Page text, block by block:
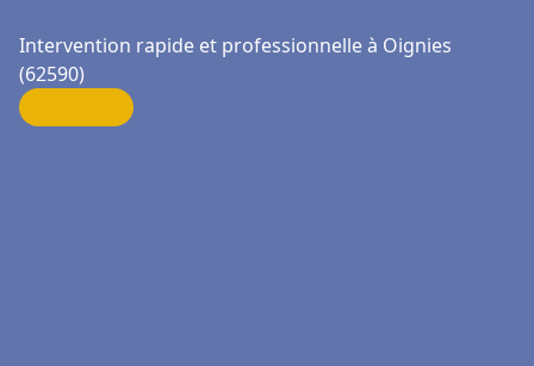
Intervention rapide et professionnelle à Oignies
(62590)